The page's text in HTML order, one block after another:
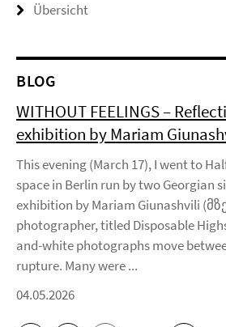
Übersicht
BLOG
WITHOUT FEELINGS –
exhibition by Mariam
This evening (March 17), I went to
space in Berlin run by two Georgian
exhibition by Mariam Giunashvili
photographer, titled Disposable
and-white photographs move
rupture. Many were ...
04.05.2026